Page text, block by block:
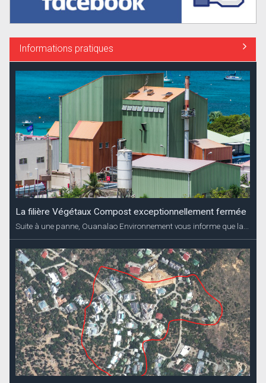
Informations pratiques
La filière Végétaux Compost exceptionnellement fermée
Suite à une panne, Ouanalao Environnement vous informe que la...